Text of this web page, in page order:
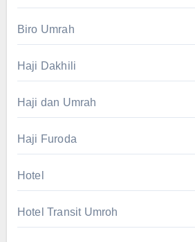
Biro Umrah
Haji Dakhili
Haji dan Umrah
Haji Furoda
Hotel
Hotel Transit Umroh